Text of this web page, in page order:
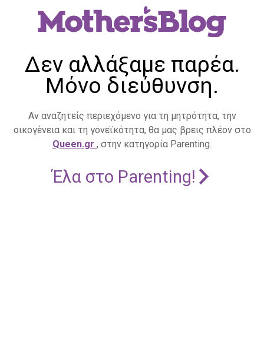
Δεν αλλάξαμε παρέα.
Μόνο διεύθυνση.
Αν αναζητείς περιεχόμενο για τη μητρότητα, την
οικογένεια και τη γονεϊκότητα, θα μας βρεις πλέον στο
Queen.gr , στην κατηγορία Parenting.
Έλα στο Parenting!